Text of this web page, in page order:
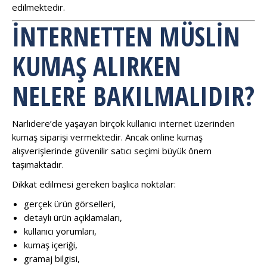
edilmektedir.
İNTERNETTEN MÜSLIN
KUMAŞ ALIRKEN
NELERE BAKILMALIDIR?
Narlıdere’de yaşayan birçok kullanıcı internet üzerinden
kumaş siparişi vermektedir. Ancak online kumaş
alışverişlerinde güvenilir satıcı seçimi büyük önem
taşımaktadır.
Dikkat edilmesi gereken başlıca noktalar:
gerçek ürün görselleri,
detaylı ürün açıklamaları,
kullanıcı yorumları,
kumaş içeriği,
gramaj bilgisi,